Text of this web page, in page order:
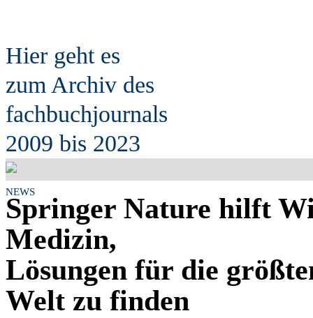
Hier geht es
zum Archiv des
fachbuchjournals
2009 bis 2023
NEWS
Springer Nature hilft
Medizin,
Lösungen für die
Welt zu finden